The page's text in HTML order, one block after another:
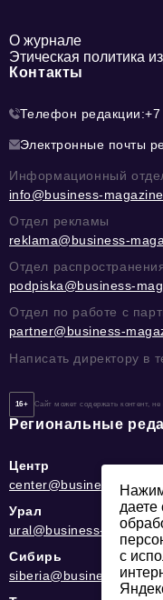
О журнале
Этическая политика
Контакты
Телефон редакции:
Электронные почты
Информационный
info@business-
Отдел рекламы
reklama@business-
Отдел
podpiska@business-
Отдел по работе с
partner@business-
Написать директору в
16+ Сайт может содержать контент,
Региональные
Центр
center@business-
Урал
ural@business-
Сибирь
siberia@business-
даете
с